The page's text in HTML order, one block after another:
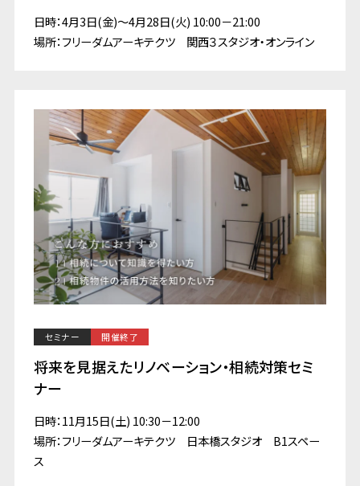
日時：4月3日(金)～4月28日(火) 10:00－21:00
場所：フリーダムアーキテクツ 関西３スタジオ・オンライン
セミナー 開催終了
将来を見据えたリノベーション・相続対策セミ
ナー
日時：11月15日(土) 10:30－12:00
場所：フリーダムアーキテクツ 日本橋スタジオ B1スペー
ス